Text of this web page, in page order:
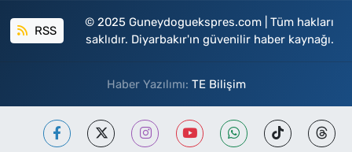
RSS
© 2025 Guneydoguekspres.com | Tüm hakları
saklıdır. Diyarbakır'ın güvenilir haber kaynağı.
Haber Yazılımı: TE Bilişim